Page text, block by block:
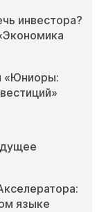
инвестора?
«Юниоры:
языке